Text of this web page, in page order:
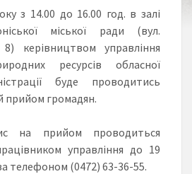
з 14.00 до 16.00 год. в залі
міської ради (вул.
керівництвом управління
ресурсів обласної
буде проводитись
прийом громадян.
на прийом проводиться
управління до 19
телефоном (0472) 63-36-55.